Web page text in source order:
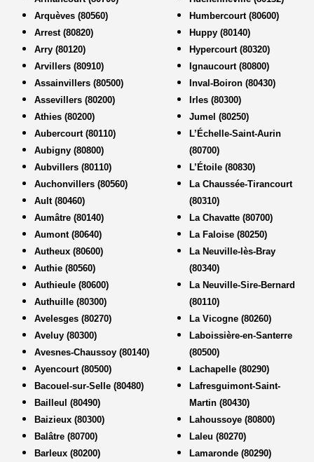
Arquèves (80560)
Arrest (80820)
Arry (80120)
Arvillers (80910)
Assainvillers (80500)
Assevillers (80200)
Athies (80200)
Aubercourt (80110)
Aubigny (80800)
Aubvillers (80110)
Auchonvillers (80560)
Ault (80460)
Aumâtre (80140)
Aumont (80640)
Autheux (80600)
Authie (80560)
Authieule (80600)
Authuille (80300)
Avelesges (80270)
Aveluy (80300)
Avesnes-Chaussoy (80140)
Ayencourt (80500)
Bacouel-sur-Selle (80480)
Bailleul (80490)
Baizieux (80300)
Balâtre (80700)
Barleux (80200)
Humbercourt (80600)
Huppy (80140)
Hypercourt (80320)
Ignaucourt (80800)
Inval-Boiron (80430)
Irles (80300)
Jumel (80250)
L’Échelle-Saint-Aurin
(80700)
L’Étoile (80830)
La Chaussée-Tirancourt
(80310)
La Chavatte (80700)
La Faloise (80250)
La Neuville-lès-Bray
(80340)
La Neuville-Sire-Bernard
(80110)
La Vicogne (80260)
Laboissière-en-Santerre
(80500)
Lachapelle (80290)
Lafresguimont-Saint-
Martin (80430)
Lahoussoye (80800)
Laleu (80270)
Lamaronde (80290)